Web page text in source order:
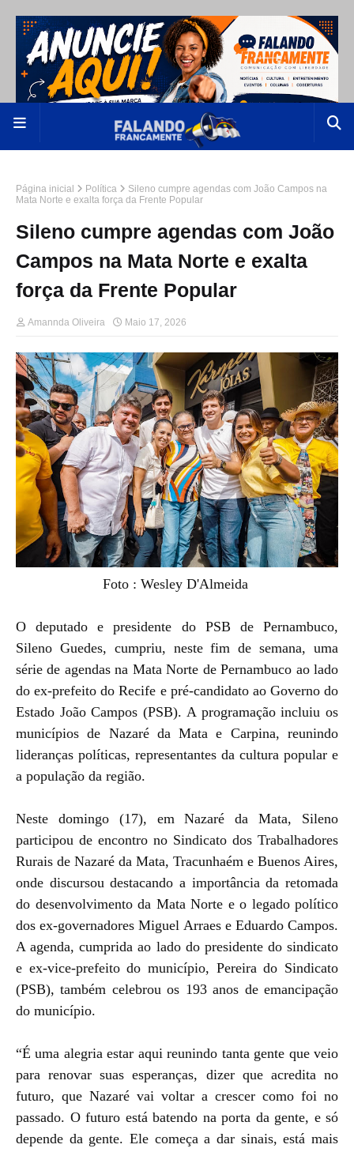
Página inicial Política
Sileno cumpre agendas com João Campos na
Mata Norte e exalta força da Frente Popular
Sileno cumpre agendas com João
Campos na Mata Norte e exalta
força da Frente Popular
Amannda Oliveira Maio 17, 2026
Foto : Wesley D'Almeida
O deputado e presidente do PSB de Pernambuco,
Sileno Guedes, cumpriu, neste fim de semana, uma
série de agendas na Mata Norte de Pernambuco ao lado
do ex-prefeito do Recife e pré-candidato ao Governo do
Estado João Campos (PSB). A programação incluiu os
municípios de Nazaré da Mata e Carpina, reunindo
lideranças políticas, representantes da cultura popular e
a população da região.
Neste domingo (17), em Nazaré da Mata, Sileno
participou de encontro no Sindicato dos Trabalhadores
Rurais de Nazaré da Mata, Tracunhaém e Buenos Aires,
onde discursou destacando a importância da retomada
do desenvolvimento da Mata Norte e o legado político
dos ex-governadores Miguel Arraes e Eduardo Campos.
A agenda, cumprida ao lado do presidente do sindicato
e ex-vice-prefeito do município, Pereira do Sindicato
(PSB), também celebrou os 193 anos de emancipação
do município.
“É uma alegria estar aqui reunindo tanta gente que veio
para renovar suas esperanças, dizer que acredita no
futuro, que Nazaré vai voltar a crescer como foi no
passado. O futuro está batendo na porta da gente, e só
depende da gente. Ele começa a dar sinais, está mais